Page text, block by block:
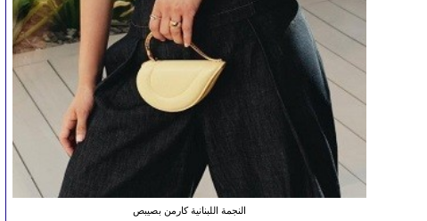
النجمة اللبنانية كارمن بصيبص